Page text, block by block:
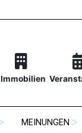
Immobilien
MEINUNGEN